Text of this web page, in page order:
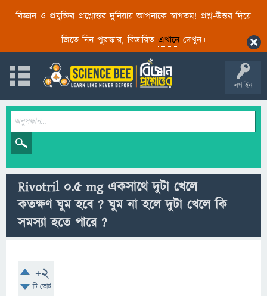
বিজ্ঞান ও প্রযুক্তির প্রশ্নোত্তর দুনিয়ায় আপনাকে স্বাগতম! প্রশ্ন-উত্তর দিয়ে
জিতে নিন পুরস্কার, বিস্তারিত এখানেদেখুন।
লগ ইন
Rivotril 0.5 mg একসাথে দুটা খেলে
কতক্ষণ ঘুম হবে ? ঘুম না হলে দুটা খেলে কি
সমস্যা হতে পারে ?
+2
টি ভোট